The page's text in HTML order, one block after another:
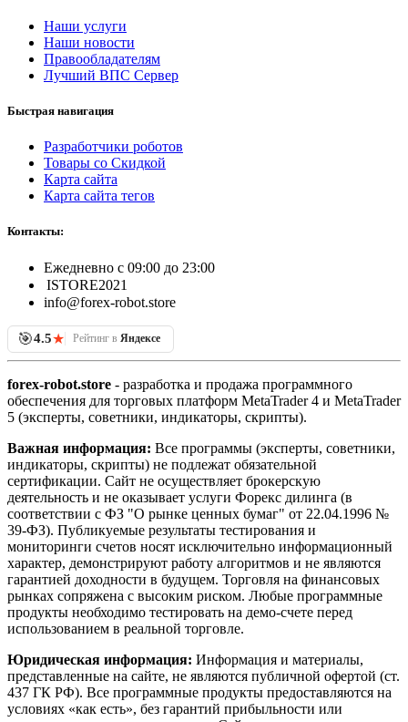
Наши услуги
Наши новости
Правообладателям
Лучший ВПС Сервер
Быстрая навигация
Разработчики роботов
Товары со Скидкой
Карта сайта
Карта сайта тегов
Контакты:
Ежедневно с 09:00 до 23:00
ISTORE2021
info@forex-robot.store
🎯4.5★ Рейтинг в Яндексе
forex-robot.store - разработка и продажа программного
обеспечения для торговых платформ MetaTrader 4 и MetaTrader
5 (эксперты, советники, индикаторы, скрипты).
Важная информация: Все программы (эксперты, советники,
индикаторы, скрипты) не подлежат обязательной
сертификации. Сайт не осуществляет брокерскую
деятельность и не оказывает услуги Форекс дилинга (в
соответствии с ФЗ "О рынке ценных бумаг" от 22.04.1996 №
39-ФЗ). Публикуемые результаты тестирования и
мониторинги счетов носят исключительно информационный
характер, демонстрируют работу алгоритмов и не являются
гарантией доходности в будущем. Торговля на финансовых
рынках сопряжена с высоким риском. Любые программные
продукты необходимо тестировать на демо-счете перед
использованием в реальной торговле.
Юридическая информация: Информация и материалы,
представленные на сайте, не являются публичной офертой (ст.
437 ГК РФ). Все программные продукты предоставляются на
условиях «как есть», без гарантий прибыльности или